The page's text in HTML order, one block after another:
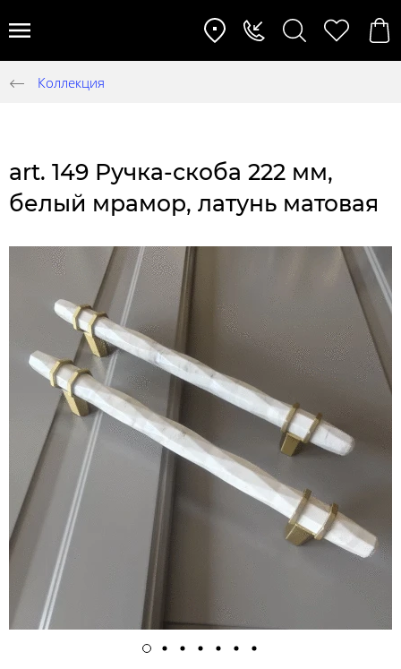
Коллекция
art. 149 Ручка-скоба 222 мм,
белый мрамор, латунь матовая